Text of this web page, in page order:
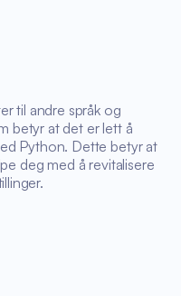
til andre språk og
betyr at det er lett å
Python. Dette betyr at
deg med å revitalisere